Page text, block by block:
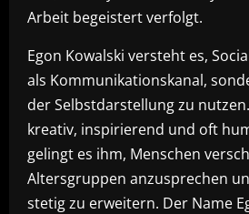
Arbeit begeistert verfolgt.
Egon Kowalski versteht es,
als Kommunikationskanal,
der Selbstdarstellung zu
kreativ, inspirierend und oft
gelingt es ihm, Menschen
Altersgruppen anzusprechen
stetig zu erweitern. Der Name